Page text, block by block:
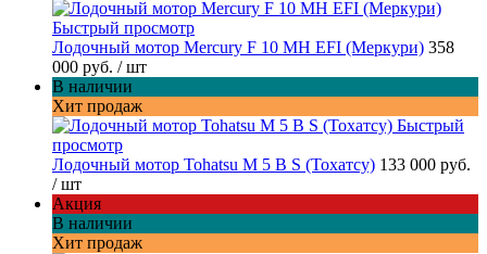
Быстрый просмотр
Лодочный мотор Mercury F 10 MH EFI (Меркури) 358
000 руб. / шт
В наличии
Хит продаж
Быстрый
просмотр
Лодочный мотор Tohatsu M 5 B S (Тохатсу) 133 000 руб.
/ шт
Акция
В наличии
Хит продаж